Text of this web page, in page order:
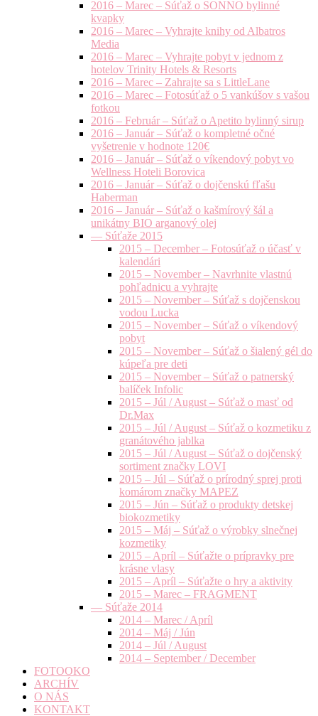
2016 – Marec – Súťaž o SONNO bylinné
kvapky
2016 – Marec – Vyhrajte knihy od Albatros
Media
2016 – Marec – Vyhrajte pobyt v jednom z
hotelov Trinity Hotels & Resorts
2016 – Marec – Zahrajte sa s LittleLane
2016 – Marec – Fotosúťaž o 5 vankúšov s vašou
fotkou
2016 – Február – Súťaž o Apetito bylinný sirup
2016 – Január – Súťaž o kompletné očné
vyšetrenie v hodnote 120€
2016 – Január – Súťaž o víkendový pobyt vo
Wellness Hoteli Borovica
2016 – Január – Súťaž o dojčenskú fľašu
Haberman
2016 – Január – Súťaž o kašmírový šál a
unikátny BIO arganový olej
— Súťaže 2015
2015 – December – Fotosúťaž o účasť v
kalendári
2015 – November – Navrhnite vlastnú
pohľadnicu a vyhrajte
2015 – November – Súťaž s dojčenskou
vodou Lucka
2015 – November – Súťaž o víkendový
pobyt
2015 – November – Súťaž o šialený gél do
kúpeľa pre deti
2015 – November – Súťaž o patnerský
balíček Infolic
2015 – Júl / August – Súťaž o masť od
Dr.Max
2015 – Júl / August – Súťaž o kozmetiku z
granátového jablka
2015 – Júl / August – Súťaž o dojčenský
sortiment značky LOVI
2015 – Júl – Súťaž o prírodný sprej proti
komárom značky MAPEZ
2015 – Jún – Súťaž o produkty detskej
biokozmetiky
2015 – Máj – Súťaž o výrobky slnečnej
kozmetiky
2015 – Apríl – Súťažte o prípravky pre
krásne vlasy
2015 – Apríl – Súťažte o hry a aktivity
2015 – Marec – FRAGMENT
— Súťaže 2014
2014 – Marec / Apríl
2014 – Máj / Jún
2014 – Júl / August
2014 – September / December
FOTOOKO
ARCHÍV
O NÁS
KONTAKT